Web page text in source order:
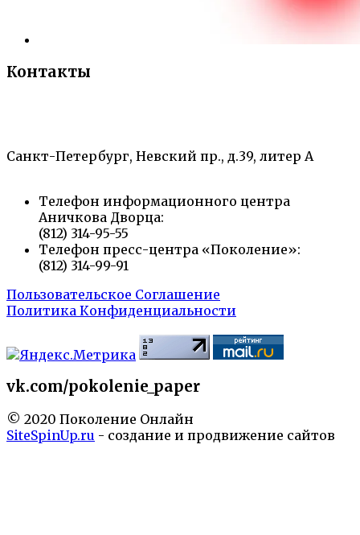
Контакты
Санкт-Петербург, Невский пр., д.39, литер А
Телефон информационного центра
Аничкова Дворца:
(812) 314-95-55
Телефон пресс-центра «Поколение»:
(812) 314-99-91
Пользовательское Соглашение
Политика Конфиденциальности
vk.com/pokolenie_paper
© 2020 Поколение Онлайн
SiteSpinUp.ru - создание и продвижение сайтов